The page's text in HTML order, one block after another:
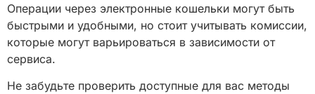
Операции через электронные кошельки могут быть
быстрыми и удобными, но стоит учитывать комиссии,
которые могут варьироваться в зависимости от
сервиса.
Не забудьте проверить доступные для вас методы